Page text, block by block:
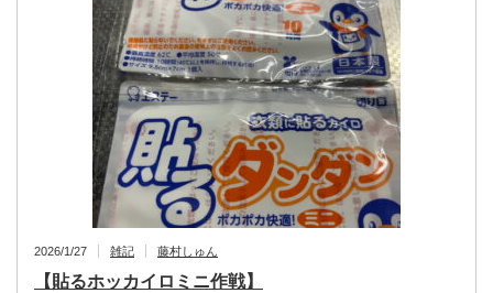
2026/1/27 雑記 藤村しゅん
【貼るホッカイロミニ作戦】